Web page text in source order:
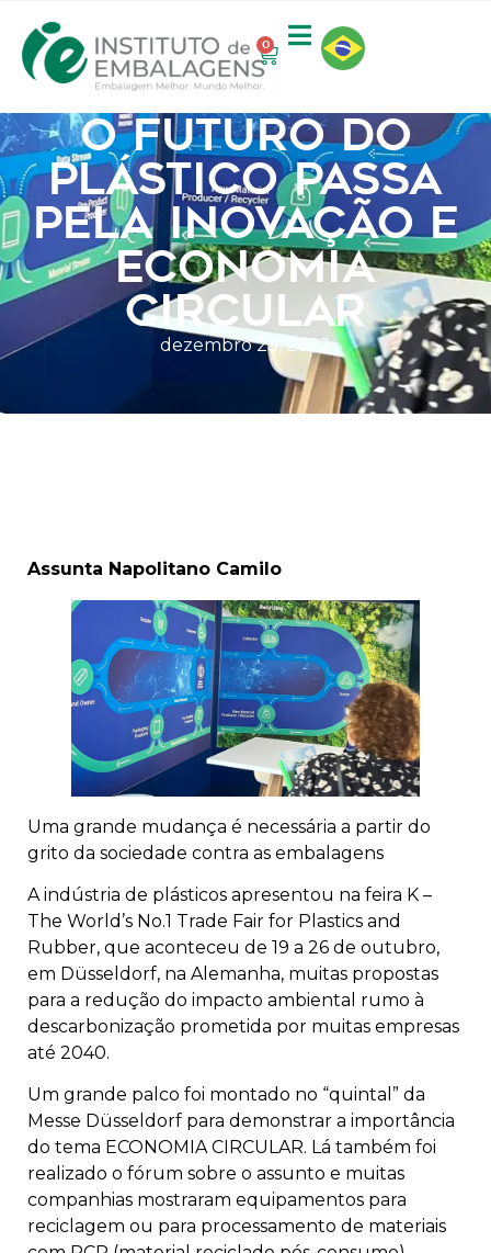
0
O FUTURO DO
PLÁSTICO PASSA
PELA INOVAÇÃO E
ECONOMIA
CIRCULAR
dezembro 23, 2022
Assunta Napolitano Camilo
Uma grande mudança é necessária a partir do
grito da sociedade contra as embalagens
A indústria de plásticos apresentou na feira K –
The World’s No.1 Trade Fair for Plastics and
Rubber, que aconteceu de 19 a 26 de outubro,
em Düsseldorf, na Alemanha, muitas propostas
para a redução do impacto ambiental rumo à
descarbonização prometida por muitas empresas
até 2040.
Um grande palco foi montado no “quintal” da
Messe Düsseldorf para demonstrar a importância
do tema ECONOMIA CIRCULAR. Lá também foi
realizado o fórum sobre o assunto e muitas
companhias mostraram equipamentos para
reciclagem ou para processamento de materiais